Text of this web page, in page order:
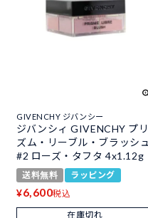
GIVENCHY ジバンシー
ジバンシィ GIVENCHY プリ
ズム・リーブル・ブラッシュ
#2 ローズ・タフタ 4x1.12g
送料無料 ラッピング
¥6,600税込
在庫切れ